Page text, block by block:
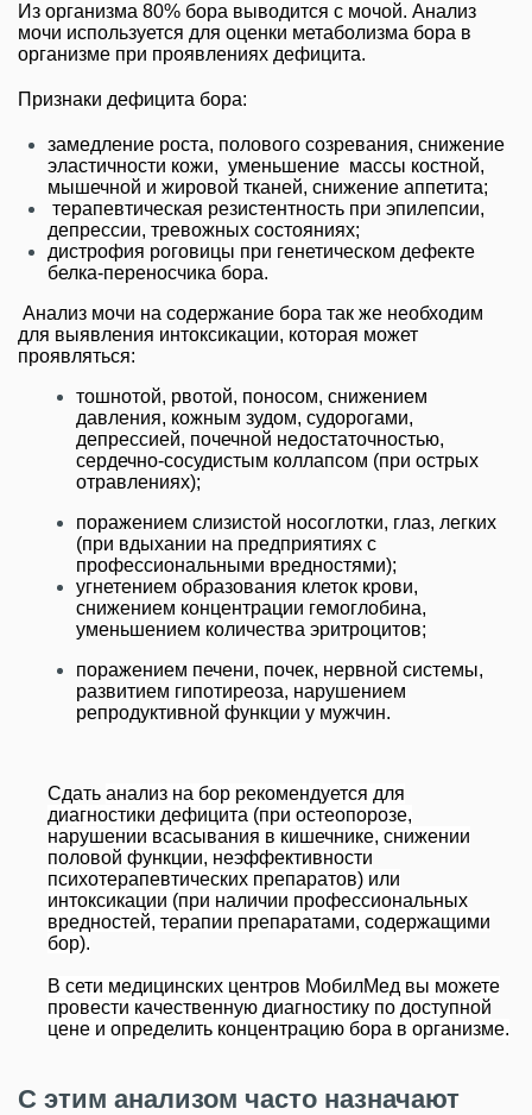
Из организма 80% бора выводится с мочой. Анализ
мочи используется для оценки метаболизма бора в
организме при проявлениях дефицита.
Признаки дефицита бора:
замедление роста, полового созревания, снижение
эластичности кожи, уменьшение массы костной,
мышечной и жировой тканей, снижение аппетита;
терапевтическая резистентность при эпилепсии,
депрессии, тревожных состояниях;
дистрофия роговицы при генетическом дефекте
белка-переносчика бора.
Анализ мочи на содержание бора так же необходим
для выявления интоксикации, которая может
проявляться:
тошнотой, рвотой, поносом, снижением
давления, кожным зудом, судорогами,
депрессией, почечной недостаточностью,
сердечно-сосудистым коллапсом (при острых
отравлениях);
поражением слизистой носоглотки, глаз, легких
(при вдыхании на предприятиях с
профессиональными вредностями);
угнетением образования клеток крови,
снижением концентрации гемоглобина,
уменьшением количества эритроцитов;
поражением печени, почек, нервной системы,
развитием гипотиреоза, нарушением
репродуктивной функции у мужчин.
Сдать анализ на бор рекомендуется для
диагностики дефицита (при остеопорозе,
нарушении всасывания в кишечнике, снижении
половой функции, неэффективности
психотерапевтических препаратов) или
интоксикации (при наличии профессиональных
вредностей, терапии препаратами, содержащими
бор).
В сети медицинских центров МобилМед вы можете
провести качественную диагностику по доступной
цене и определить концентрацию бора в организме.
С этим анализом часто назначают